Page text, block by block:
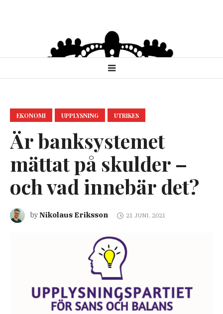
EKONOMI UPPLYSNING UTRIKES
Är banksystemet
mättat på skulder –
och vad innebär det?
byNikolaus Eriksson 21 JUNI, 2021